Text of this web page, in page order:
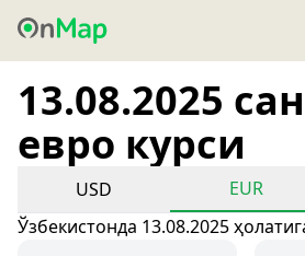
13.08.2025
евро курси
USD EUR
Ўзбекистонда 13.08.2025